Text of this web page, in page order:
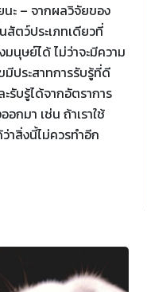
ะ – จากผลวิจัยของ
ตว์ประเภทเดียวที่
นุษย์ได้ ไม่ว่าจะมีความ
มีประสาทการรับรู้ที่ดี
รับรู้ได้จากอัตราการ
อกมา เช่น ถ้าเราใช้
าสิ่งนี้ไม่ควรทำอีก